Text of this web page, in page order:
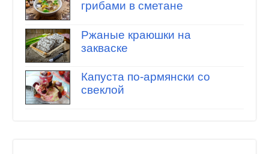
грибами в сметане
Ржаные краюшки на
закваске
Капуста по-армянски со
свеклой